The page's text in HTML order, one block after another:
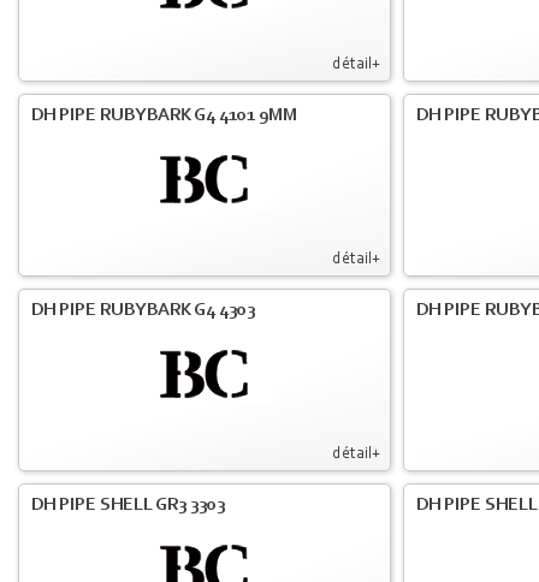
détail+
détail+
DH PIPE RUBYBARK G4 4101 9MM DH PIPE
détail+
DH PIPE RUBYBARK G4 4303 DH PIPE
DH PIPE SHELL GR3 3303 DH PIPE